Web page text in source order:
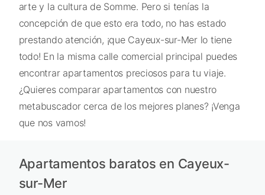
arte y la cultura de Somme. Pero si tenías la
concepción de que esto era todo, no has estado
prestando atención, ¡que Cayeux-sur-Mer lo tiene
todo! En la misma calle comercial principal puedes
encontrar apartamentos preciosos para tu viaje.
¿Quieres comparar apartamentos con nuestro
metabuscador cerca de los mejores planes? ¡Venga
que nos vamos!
Apartamentos baratos en Cayeux-
sur-Mer